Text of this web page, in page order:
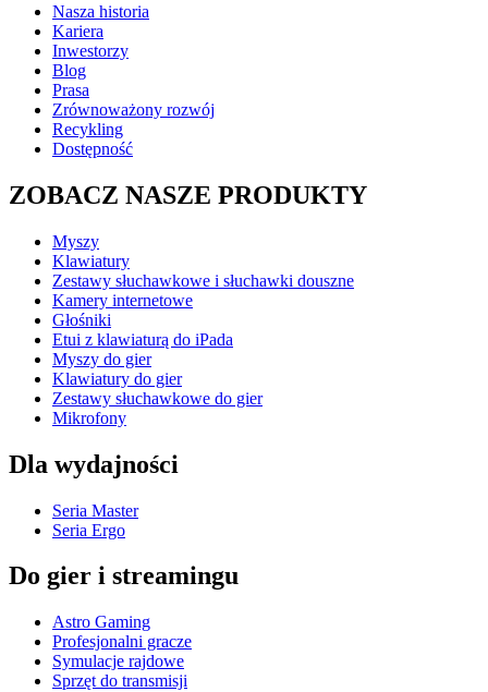
Nasza historia
Kariera
Inwestorzy
Blog
Prasa
Zrównoważony rozwój
Recykling
Dostępność
ZOBACZ NASZE PRODUKTY
Myszy
Klawiatury
Zestawy słuchawkowe i słuchawki douszne
Kamery internetowe
Głośniki
Etui z klawiaturą do iPada
Myszy do gier
Klawiatury do gier
Zestawy słuchawkowe do gier
Mikrofony
Dla wydajności
Seria Master
Seria Ergo
Do gier i streamingu
Astro Gaming
Profesjonalni gracze
Symulacje rajdowe
Sprzęt do transmisji